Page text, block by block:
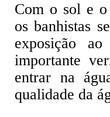
Com o sol e o
os banhistas
exposição
importante
entrar na
qualidade da